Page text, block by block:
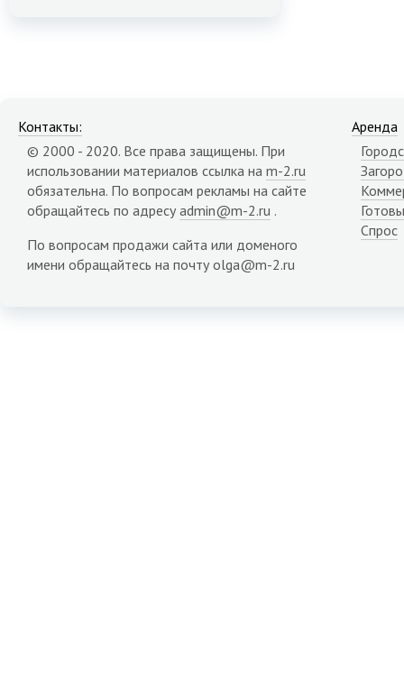
Контакты:
© 2000 - 2020. Все права защищены. При
использовании материалов ссылка на m-2.ru
обязательна. По вопросам рекламы на сайте
обращайтесь по адресу admin@m-2.ru .
По вопросам продажи сайта или доменого
имени обращайтесь на почту olga@m-2.ru
Аренда
Спрос